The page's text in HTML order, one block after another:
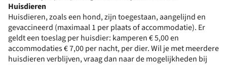
Huisdieren
Huisdieren, zoals een hond, zijn toegestaan, aangelijnd en
gevaccineerd (maximaal 1 per plaats of accommodatie). Er
geldt een toeslag per huisdier: kamperen € 5,00 en
accommodaties € 7,00 per nacht, per dier. Wil je met meerdere
huisdieren verblijven, vraag dan naar de mogelijkheden bij